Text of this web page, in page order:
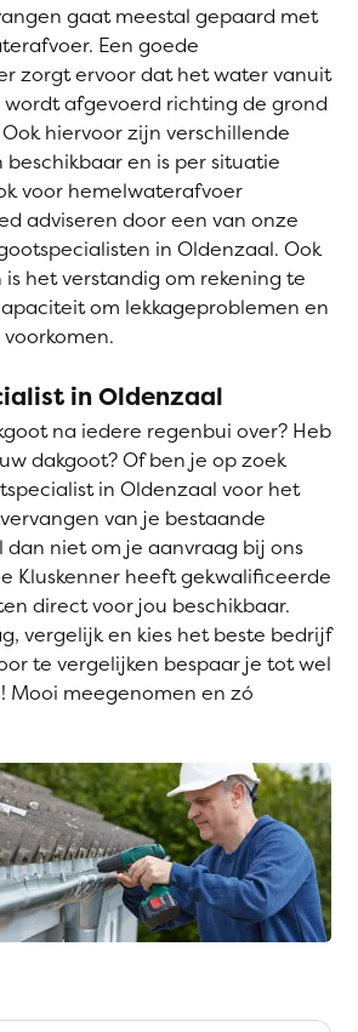
gaat meestal gepaard met
Een goede
zorgt ervoor dat het water vanuit
afgevoerd richting de grond
hiervoor zijn verschillende
en is per situatie
voor hemelwaterafvoer
adviseren door een van onze
in Oldenzaal. Ook
het verstandig om rekening te
om lekkageproblemen en
in Oldenzaal
na iedere regenbui over? Heb
dakgoot? Of ben je op zoek
in Oldenzaal voor het
van je bestaande
dan niet om je aanvraag bij ons
Kluskenner heeft gekwalificeerde
direct voor jou beschikbaar.
vergelijk en kies het beste bedrijf
te vergelijken bespaar je tot wel
Mooi meegenomen en zó